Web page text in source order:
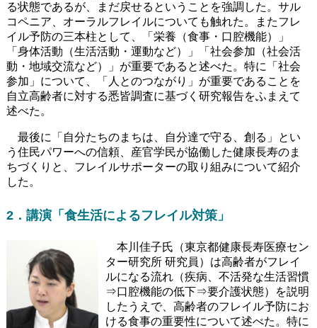
る状態であるが、まだ戻せるということを強調した。サル
コペニア、オーラルフレイルについても触れた。またフレ
イル予防の三本柱として、「栄養（食事・口腔機能）」
「身体活動（生活活動・運動など）」「社会参加（社会活
動・地域交流など）」が重要であると述べた。特に「社会
参加」について、「人とのつながり」が重要であることを
自立高齢者に対する悉皆調査に基づく研究報告をふまえて
述べた。
最後に「自分たちのまちは、自分達で守る、創る」とい
う住民パワーへの信頼、産官学民が協働した健康長寿のま
ちづくりと、フレイルサポーターの取り組みについて紹介
した。
2．講演「食生活によるフレイル対策」
本川佳子氏（東京都健康長寿医療セン
ター研究所 研究員）は高齢者がフレイ
ルになる流れ（疾病、不活発な生活習慣
⇒口腔機能の低下⇒要介護状態）を説明
したうえで、高齢者のフレイル予防にお
ける食事の重要性について述べた。特に